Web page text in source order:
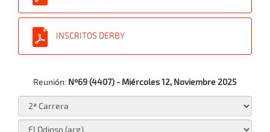
INSCRITOS DERBY
Reunión: Nº69 (4407) - Miércoles 12, Noviembre 2025